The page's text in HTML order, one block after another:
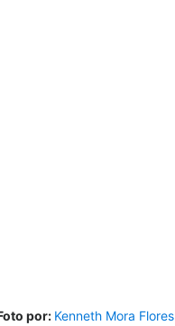
por: Kenneth Mora Flores